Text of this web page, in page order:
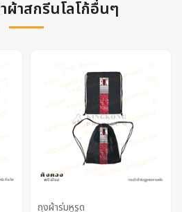
ผ้าสกรีนโลโก้อื่นๆ
ถุงผ้าร่มหูรูด